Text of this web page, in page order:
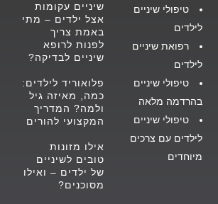
טיפולי שיניים
לילדים
רפואת שיניים
לילדים
טיפולי שיניים
בהרדמה מלאה
טיפולי שיניים
לילדים עם צרכים
מיוחדים
שיניים עקומות
אצל ילדים – מתי
באמת צריך
לפנות לרופא
שיניים לבדיקה?
פלואוריד לילדים:
כמה, מאיזה גיל
ולמה? המדריך
המקצועי להורים
אילו מזונות
טובים לשיניים
של ילדים – ואילו
מסוכנים?